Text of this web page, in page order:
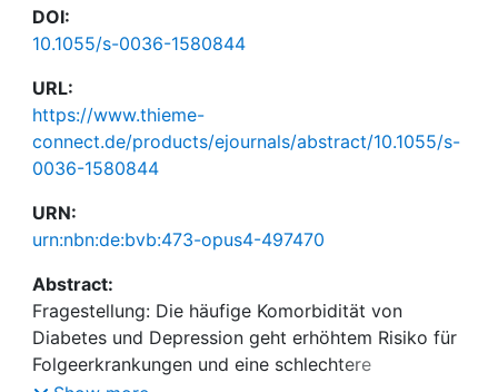
DOI:
10.1055/s-0036-1580844
URL:
https://www.thieme-
connect.de/products/ejournals/abstract/10.1055/s-
0036-1580844
URN:
urn:nbn:de:bvb:473-opus4-497470
Abstract:
Fragestellung: Die häufige Komorbidität von
Diabetes und Depression geht erhöhtem Risiko für
Folgeerkrankungen und eine schlechtere